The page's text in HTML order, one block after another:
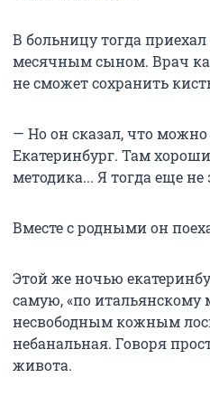
В больницу тогда
месячным сыном. Врач
не сможет сохранить
— Но он сказал, что можно
Екатеринбург. Там
методика... Я тогда еще
Вместе с родными он
Этой же ночью
самую, «по итальянскому
несвободным кожным
небанальная. Говоря
живота.